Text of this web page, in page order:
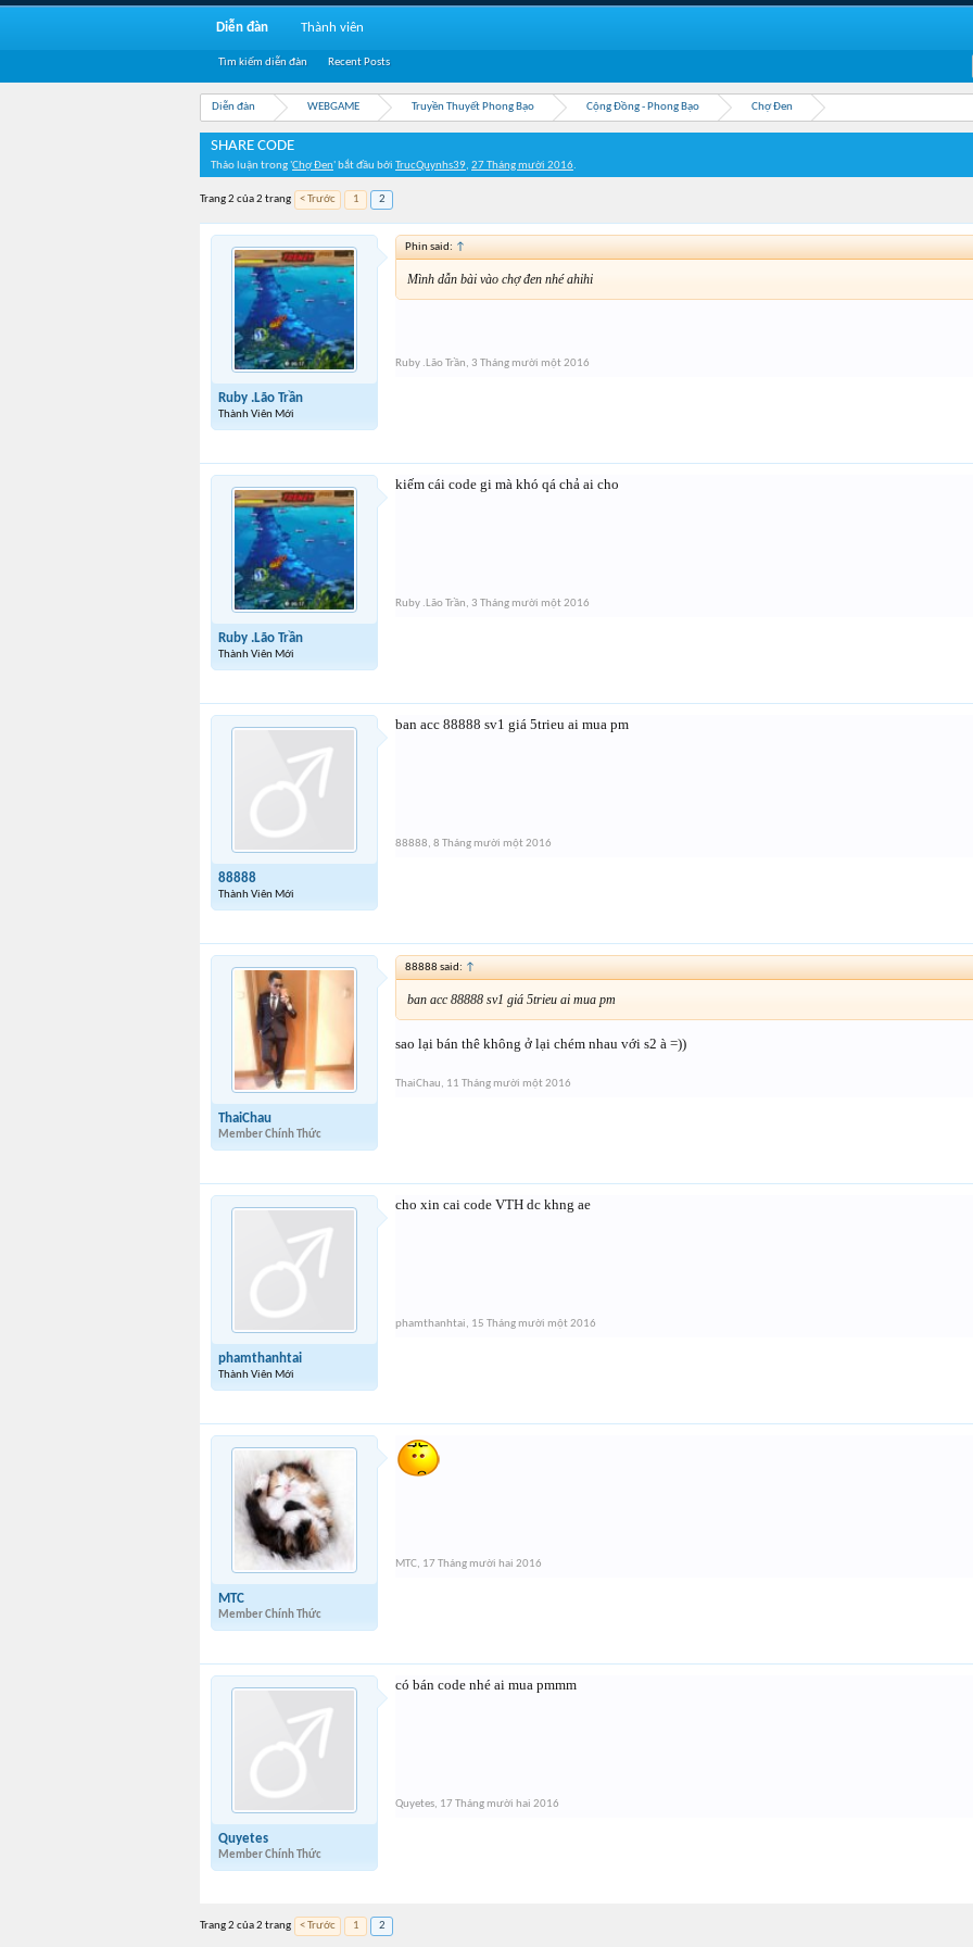
Diễn đàn WEBGAME Truyền Thuyết Phong Bạo Cộng Đồng - Phong Bạo Chợ Đen
SHARE CODE
Thảo luận trong 'Chợ Đen' bắt đầu bởi TrucQuynhs39, 27 Tháng mười 2016.
Trang 2 của 2 trang < Trước 1 2
Ruby .Lão Trần
Thành Viên Mới
Phin said: ↑
Mình dẫn bài vào chợ đen nhé ahihi
Ruby .Lão Trần, 3 Tháng mười một 2016
Ruby .Lão Trần
Thành Viên Mới
kiếm cái code gi mà khó qá chả ai cho
Ruby .Lão Trần, 3 Tháng mười một 2016
88888
Thành Viên Mới
ban acc 88888 sv1 giá 5trieu ai mua pm
88888, 8 Tháng mười một 2016
ThaiChau
Member Chính Thức
88888 said: ↑
ban acc 88888 sv1 giá 5trieu ai mua pm
sao lại bán thê không ở lại chém nhau với s2 à =))
ThaiChau, 11 Tháng mười một 2016
phamthanhtai
Thành Viên Mới
cho xin cai code VTH dc khng ae
phamthanhtai, 15 Tháng mười một 2016
MTC
Member Chính Thức
MTC, 17 Tháng mười hai 2016
Quyetes
Member Chính Thức
có bán code nhé ai mua pmmm
Quyetes, 17 Tháng mười hai 2016
Trang 2 của 2 trang < Trước 1 2
Diễn đàn
Tìm kiếm diễn đàn Recent Posts
Thành viên